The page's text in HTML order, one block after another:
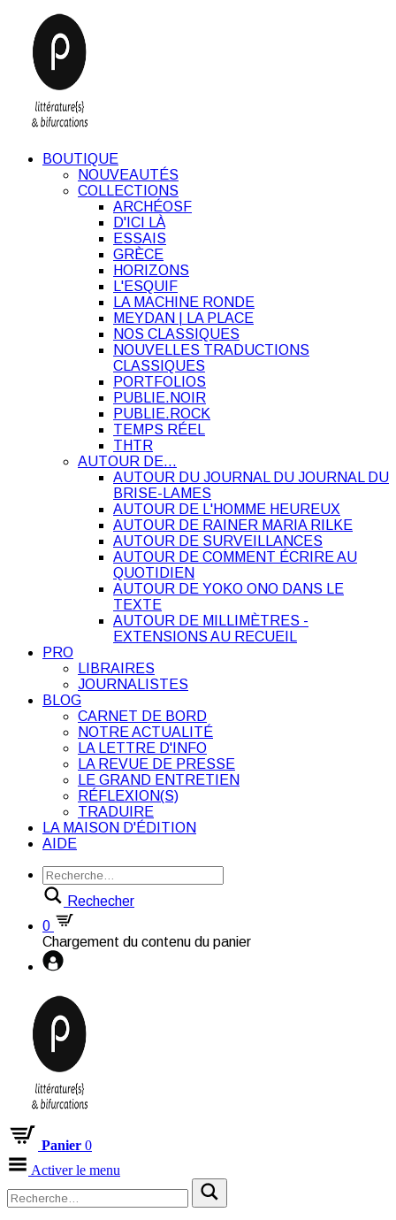
BOUTIQUE
NOUVEAUTÉS
COLLECTIONS
ARCHÉOSF
D'ICI LÀ
ESSAIS
GRÈCE
HORIZONS
L'ESQUIF
LA MACHINE RONDE
MEYDAN | LA PLACE
NOS CLASSIQUES
NOUVELLES TRADUCTIONS
CLASSIQUES
PORTFOLIOS
PUBLIE.NOIR
PUBLIE.ROCK
TEMPS RÉEL
THTR
AUTOUR DE…
AUTOUR DU JOURNAL DU JOURNAL DU
BRISE-LAMES
AUTOUR DE L'HOMME HEUREUX
AUTOUR DE RAINER MARIA RILKE
AUTOUR DE SURVEILLANCES
AUTOUR DE COMMENT ÉCRIRE AU
QUOTIDIEN
AUTOUR DE YOKO ONO DANS LE
TEXTE
AUTOUR DE MILLIMÈTRES -
EXTENSIONS AU RECUEIL
PRO
LIBRAIRES
JOURNALISTES
BLOG
CARNET DE BORD
NOTRE ACTUALITÉ
LA LETTRE D'INFO
LA REVUE DE PRESSE
LE GRAND ENTRETIEN
RÉFLEXION(S)
TRADUIRE
LA MAISON D'ÉDITION
AIDE
Rechecher
0
Chargement du contenu du panier
Panier 0
Activer le menu